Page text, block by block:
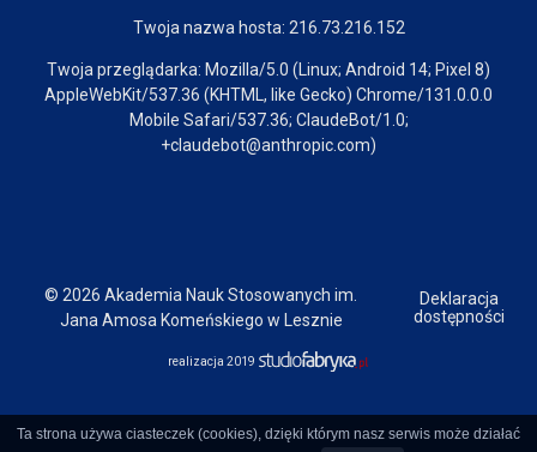
Twoja nazwa hosta: 216.73.216.152
Twoja przeglądarka: Mozilla/5.0 (Linux; Android 14; Pixel 8)
AppleWebKit/537.36 (KHTML, like Gecko) Chrome/131.0.0.0
Mobile Safari/537.36; ClaudeBot/1.0;
+claudebot@anthropic.com)
© 2026 Akademia Nauk Stosowanych im.
Jana Amosa Komeńskiego w Lesznie
Deklaracja
dostępności
realizacja 2019
Ta strona używa ciasteczek (cookies), dzięki którym nasz serwis może działać